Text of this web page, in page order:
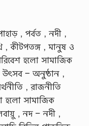
, পর্বত , নদী ,
, কীটপতঙ্গ , মানুষ ও
হলাে সামাজিক
– অনুষ্ঠান ,
, রাজনীতি
হলাে সামাজিক
, নদ – নদী ,